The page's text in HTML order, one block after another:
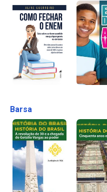
Barsa